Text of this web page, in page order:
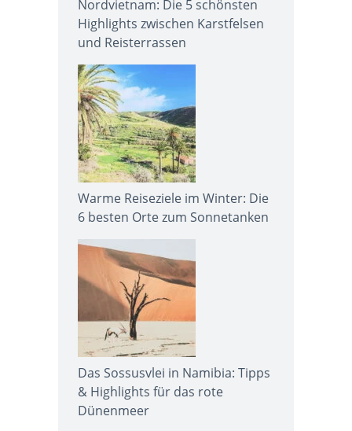
Nordvietnam: Die 5 schönsten
Highlights zwischen Karstfelsen
und Reisterrassen
Warme Reiseziele im Winter: Die
6 besten Orte zum Sonnetanken
Das Sossusvlei in Namibia: Tipps
& Highlights für das rote
Dünenmeer